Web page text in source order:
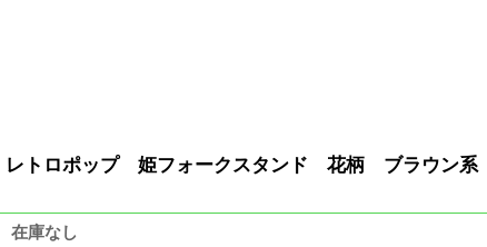
レトロポップ 姫フォークスタンド 花柄 ブラウン
在庫なし